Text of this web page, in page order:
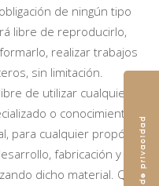
de ningún tipo
libre de reproducirlo,
realizar trabajos
sin limitación.
de utilizar cualquier
o conocimiento
para cualquier propósito,
fabricación y
dicho material. Quien